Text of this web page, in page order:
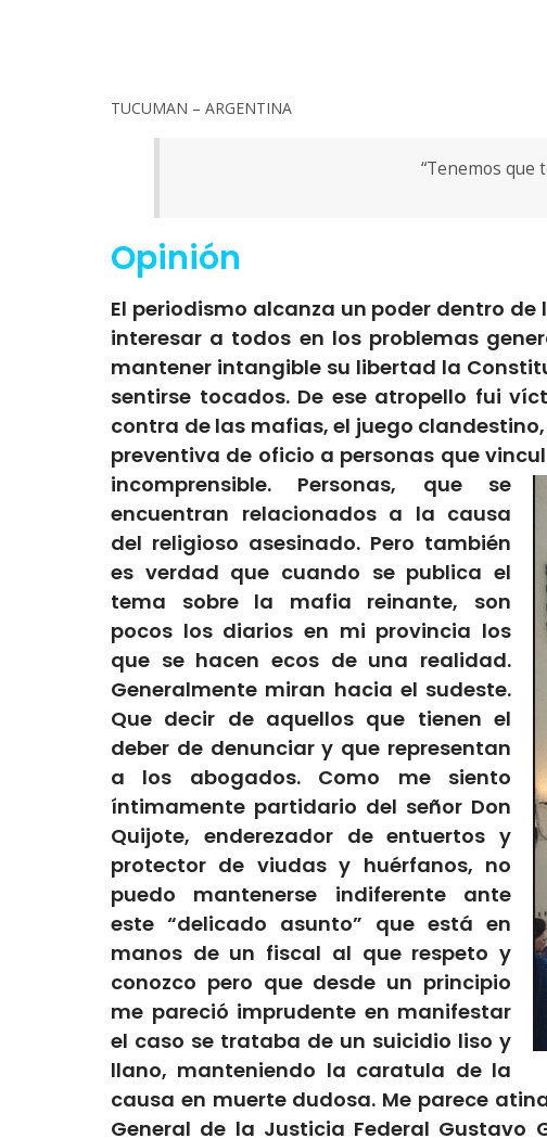
TUCUMAN – ARGENTINA
“Tenemos que
Opinión
El periodismo alcanza un poder dentro
interesar a todos en los problemas
mantener intangible su libertad la
sentirse tocados. De ese atropello fui
contra de las mafias, el juego
preventiva de oficio a personas que
incomprensible. Personas, que se
encuentran relacionados a la causa
del religioso asesinado. Pero también
es verdad que cuando se publica el
tema sobre la mafia reinante, son
pocos los diarios en mi provincia los
que se hacen ecos de una realidad.
Generalmente miran hacia el sudeste.
Que decir de aquellos que tienen el
deber de denunciar y que representan
a los abogados.
Como me siento
íntimamente partidario del señor Don
Quijote, enderezador de entuertos y
protector de viudas y huérfanos, no
puedo mantenerse indiferente ante
este “delicado asunto” que está en
manos de un fiscal al que respeto y
conozco pero que desde un principio
me pareció imprudente en manifestar
el caso se trataba de un suicidio liso y
llano, manteniendo la caratula de la
causa en muerte dudosa. Me parece
General de la Justicia Federal Gustavo